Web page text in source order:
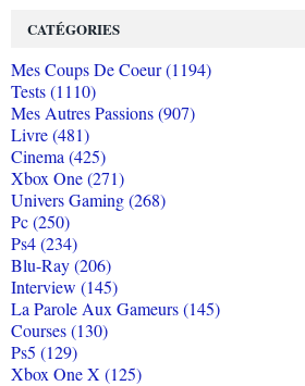
CATÉGORIES
Mes Coups De Coeur (1194)
Tests (1110)
Mes Autres Passions (907)
Livre (481)
Cinema (425)
Xbox One (271)
Univers Gaming (268)
Pc (250)
Ps4 (234)
Blu-Ray (206)
Interview (145)
La Parole Aux Gameurs (145)
Courses (130)
Ps5 (129)
Xbox One X (125)